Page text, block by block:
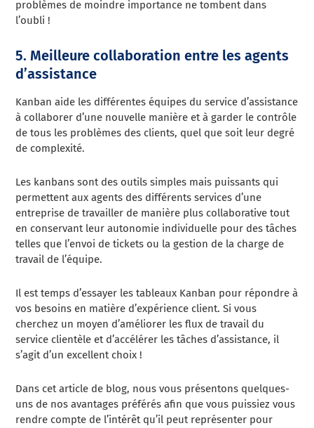
problèmes de moindre importance ne tombent dans
l’oubli !
5. Meilleure collaboration entre les agents
d’assistance
Kanban aide les différentes équipes du service d’assistance
à collaborer d’une nouvelle manière et à garder le contrôle
de tous les problèmes des clients, quel que soit leur degré
de complexité.
Les kanbans sont des outils simples mais puissants qui
permettent aux agents des différents services d’une
entreprise de travailler de manière plus collaborative tout
en conservant leur autonomie individuelle pour des tâches
telles que l’envoi de tickets ou la gestion de la charge de
travail de l’équipe.
Il est temps d’essayer les tableaux Kanban pour répondre à
vos besoins en matière d’expérience client. Si vous
cherchez un moyen d’améliorer les flux de travail du
service clientèle et d’accélérer les tâches d’assistance, il
s’agit d’un excellent choix !
Dans cet article de blog, nous vous présentons quelques-
uns de nos avantages préférés afin que vous puissiez vous
rendre compte de l’intérêt qu’il peut représenter pour